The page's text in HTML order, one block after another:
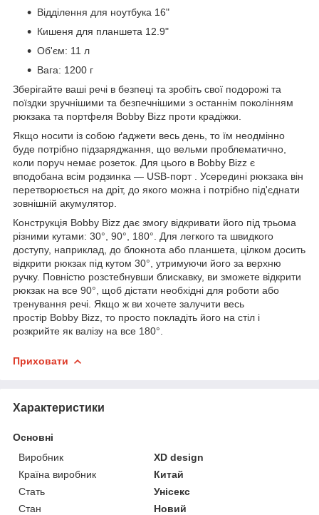
Відділення для ноутбука 16"
Кишеня для планшета 12.9"
Об'єм: 11 л
Вага: 1200 г
Зберігайте ваші речі в безпеці та зробіть свої подорожі та
поїздки зручнішими та безпечнішими з останнім поколінням
рюкзака та портфеля Bobby Bizz проти крадіжки.
Якщо носити із собою ґаджети весь день, то їм неодмінно
буде потрібно підзаряджання, що вельми проблематично,
коли поруч немає розеток. Для цього в Bobby Bizz є
вподобана всім родзинка — USB-порт . Усередині рюкзака він
перетворюється на дріт, до якого можна і потрібно під'єднати
зовнішній акумулятор.
Конструкція Bobby Bizz дає змогу відкривати його під трьома
різними кутами: 30°, 90°, 180°. Для легкого та швидкого
доступу, наприклад, до блокнота або планшета, цілком досить
відкрити рюкзак під кутом 30°, утримуючи його за верхню
ручку. Повністю розстебнувши блискавку, ви зможете відкрити
рюкзак на все 90°, щоб дістати необхідні для роботи або
тренування речі. Якщо ж ви хочете залучити весь
простір Bobby Bizz, то просто покладіть його на стіл і
розкрийте як валізу на все 180°.
Приховати
Характеристики
Основні
Виробник
XD design
Країна виробник
Китай
Стать
Унісекс
Стан
Новий